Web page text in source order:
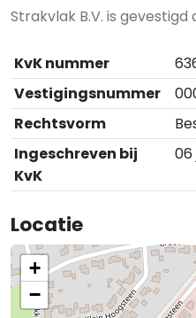
Strakvlak B.V. is gevestigd
KvK nummer
Vestigingsnummer
Rechtsvorm
Ingeschreven bij
KvK
06
Locatie
+
−